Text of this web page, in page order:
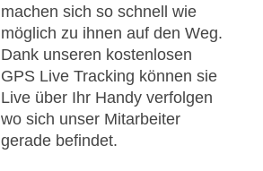
machen sich so schnell wie
möglich zu ihnen auf den Weg.
Dank unseren kostenlosen
GPS Live Tracking können sie
Live über Ihr Handy verfolgen
wo sich unser Mitarbeiter
gerade befindet.